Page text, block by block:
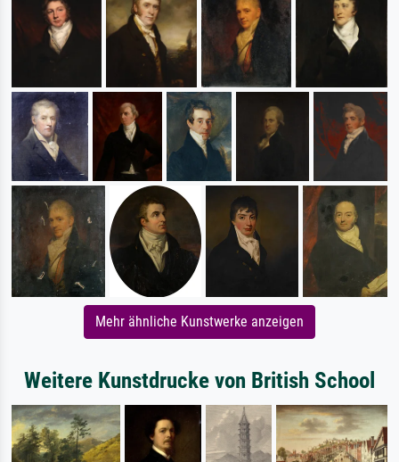
Mehr ähnliche Kunstwerke anzeigen
Weitere Kunstdrucke von British School